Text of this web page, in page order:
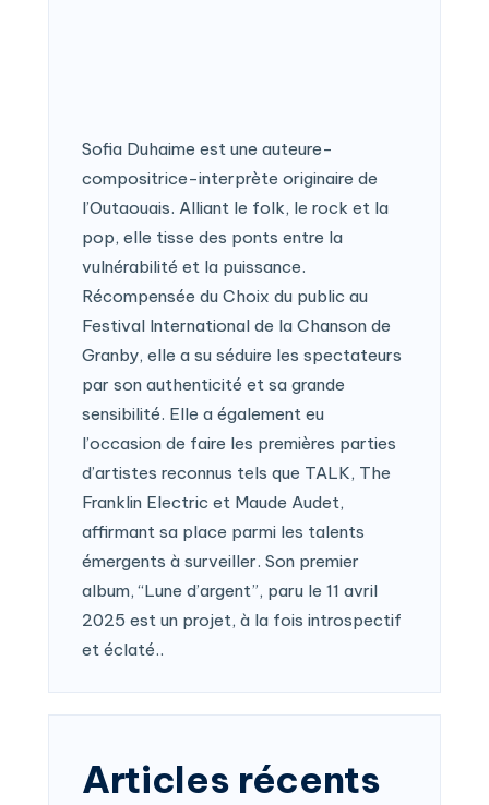
Sofia Duhaime est une auteure-
compositrice-interprète originaire de
l’Outaouais. Alliant le folk, le rock et la
pop, elle tisse des ponts entre la
vulnérabilité et la puissance.
Récompensée du Choix du public au
Festival International de la Chanson de
Granby, elle a su séduire les spectateurs
par son authenticité et sa grande
sensibilité. Elle a également eu
l’occasion de faire les premières parties
d’artistes reconnus tels que TALK, The
Franklin Electric et Maude Audet,
affirmant sa place parmi les talents
émergents à surveiller. Son premier
album, “Lune d’argent”, paru le 11 avril
2025 est un projet, à la fois introspectif
et éclaté..
Articles récents